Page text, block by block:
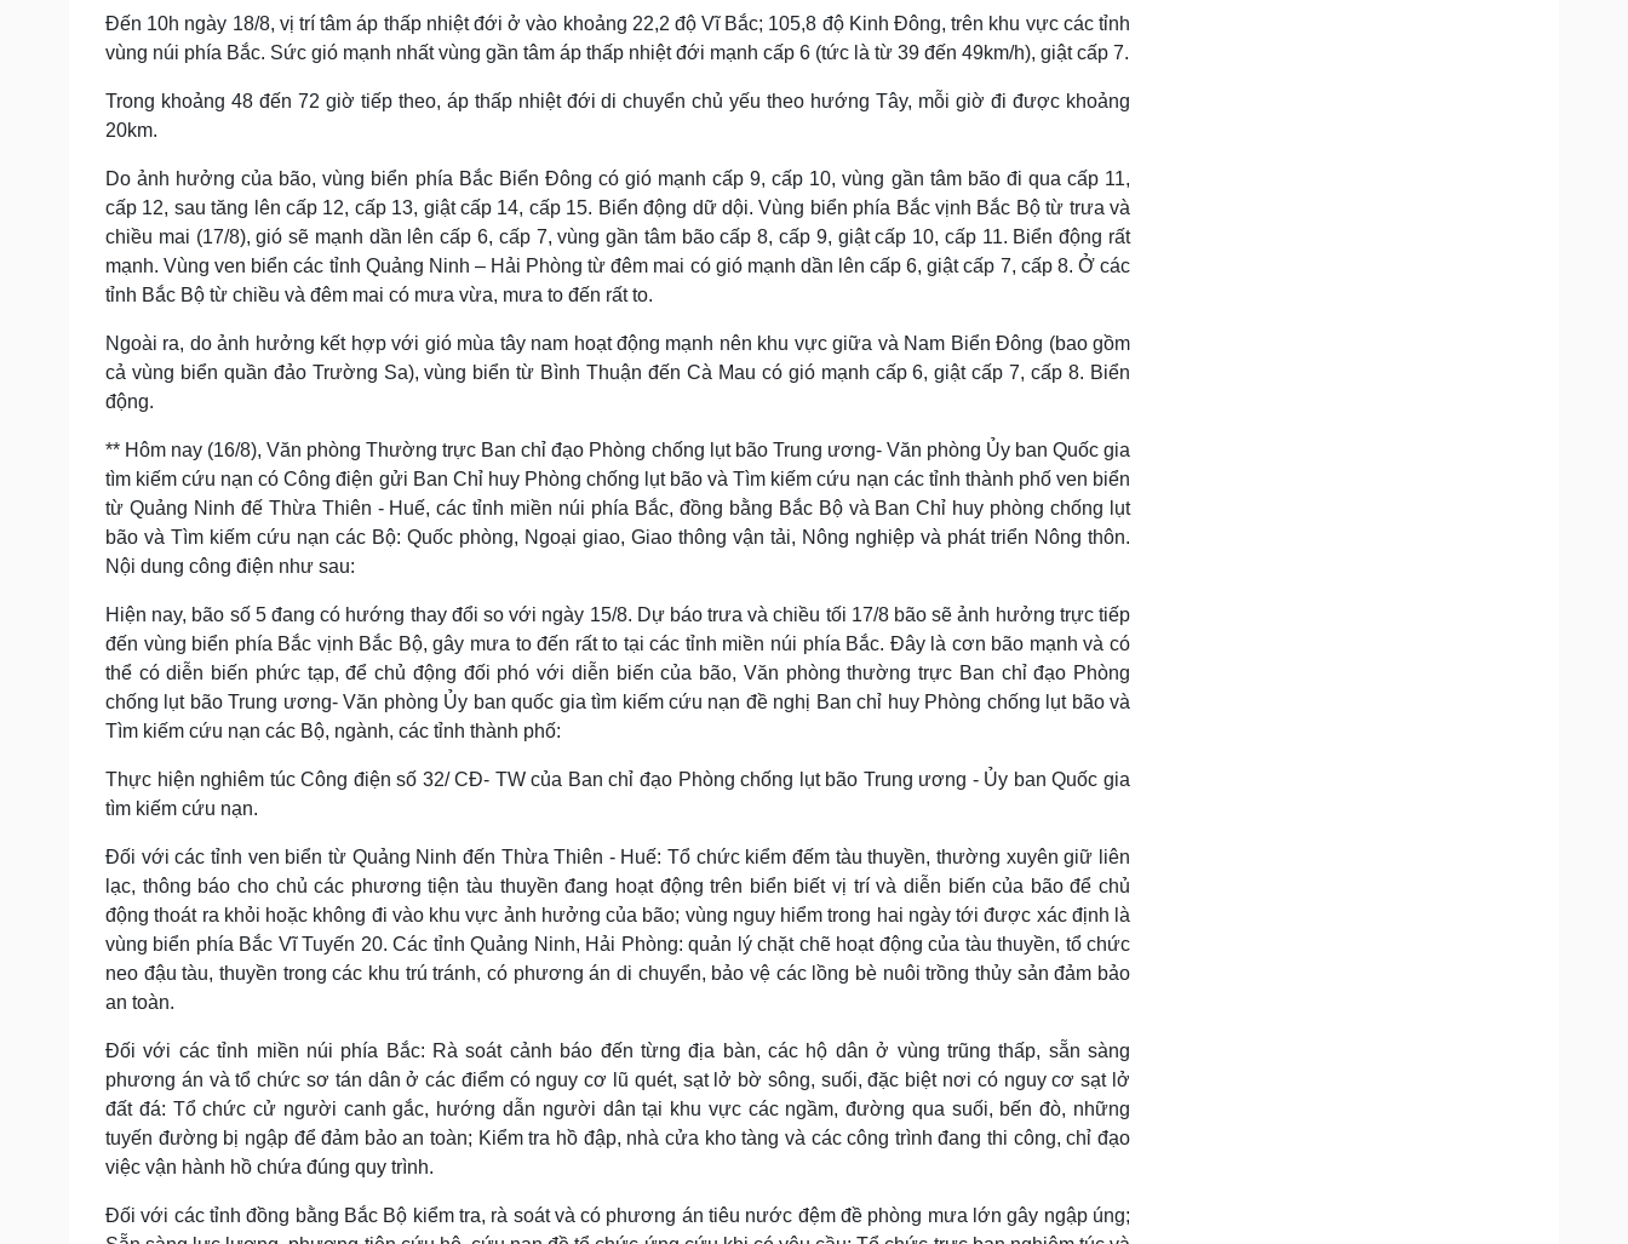
Đến 10h ngày 18/8, vị trí tâm áp thấp nhiệt đới ở vào khoảng 22,2 độ Vĩ Bắc; 105,8 độ Kinh Đông, trên khu vực các tỉnh
vùng núi phía Bắc. Sức gió mạnh nhất vùng gần tâm áp thấp nhiệt đới mạnh cấp 6 (tức là từ 39 đến 49km/h), giật cấp 7.
Trong khoảng 48 đến 72 giờ tiếp theo, áp thấp nhiệt đới di chuyển chủ yếu theo hướng Tây, mỗi giờ đi được khoảng
20km.
Do ảnh hưởng của bão, vùng biển phía Bắc Biển Đông có gió mạnh cấp 9, cấp 10, vùng gần tâm bão đi qua cấp 11,
cấp 12, sau tăng lên cấp 12, cấp 13, giật cấp 14, cấp 15. Biển động dữ dội. Vùng biển phía Bắc vịnh Bắc Bộ từ trưa và
chiều mai (17/8), gió sẽ mạnh dần lên cấp 6, cấp 7, vùng gần tâm bão cấp 8, cấp 9, giật cấp 10, cấp 11. Biển động rất
mạnh. Vùng ven biển các tỉnh Quảng Ninh – Hải Phòng từ đêm mai có gió mạnh dần lên cấp 6, giật cấp 7, cấp 8. Ở các
tỉnh Bắc Bộ từ chiều và đêm mai có mưa vừa, mưa to đến rất to.
Ngoài ra, do ảnh hưởng kết hợp với gió mùa tây nam hoạt động mạnh nên khu vực giữa và Nam Biển Đông (bao gồm
cả vùng biển quần đảo Trường Sa), vùng biển từ Bình Thuận đến Cà Mau có gió mạnh cấp 6, giật cấp 7, cấp 8. Biển
động.
** Hôm nay (16/8), Văn phòng Thường trực Ban chỉ đạo Phòng chống lụt bão Trung ương- Văn phòng Ủy ban Quốc gia
tìm kiếm cứu nạn có Công điện gửi Ban Chỉ huy Phòng chống lụt bão và Tìm kiếm cứu nạn các tỉnh thành phố ven biển
từ Quảng Ninh đế Thừa Thiên - Huế, các tỉnh miền núi phía Bắc, đồng bằng Bắc Bộ và Ban Chỉ huy phòng chống lụt
bão và Tìm kiếm cứu nạn các Bộ: Quốc phòng, Ngoại giao, Giao thông vận tải, Nông nghiệp và phát triển Nông thôn.
Nội dung công điện như sau:
Hiện nay, bão số 5 đang có hướng thay đổi so với ngày 15/8. Dự báo trưa và chiều tối 17/8 bão sẽ ảnh hưởng trực tiếp
đến vùng biển phía Bắc vịnh Bắc Bộ, gây mưa to đến rất to tại các tỉnh miền núi phía Bắc. Đây là cơn bão mạnh và có
thể có diễn biến phức tạp, để chủ động đối phó với diễn biến của bão, Văn phòng thường trực Ban chỉ đạo Phòng
chống lụt bão Trung ương- Văn phòng Ủy ban quốc gia tìm kiếm cứu nạn đề nghị Ban chỉ huy Phòng chống lụt bão và
Tìm kiếm cứu nạn các Bộ, ngành, các tỉnh thành phố:
Thực hiện nghiêm túc Công điện số 32/ CĐ- TW của Ban chỉ đạo Phòng chống lụt bão Trung ương - Ủy ban Quốc gia
tìm kiếm cứu nạn.
Đối với các tỉnh ven biển từ Quảng Ninh đến Thừa Thiên - Huế: Tổ chức kiểm đếm tàu thuyền, thường xuyên giữ liên
lạc, thông báo cho chủ các phương tiện tàu thuyền đang hoạt động trên biển biết vị trí và diễn biến của bão để chủ
động thoát ra khỏi hoặc không đi vào khu vực ảnh hưởng của bão; vùng nguy hiểm trong hai ngày tới được xác định là
vùng biển phía Bắc Vĩ Tuyến 20. Các tỉnh Quảng Ninh, Hải Phòng: quản lý chặt chẽ hoạt động của tàu thuyền, tổ chức
neo đậu tàu, thuyền trong các khu trú tránh, có phương án di chuyển, bảo vệ các lồng bè nuôi trồng thủy sản đảm bảo
an toàn.
Đối với các tỉnh miền núi phía Bắc: Rà soát cảnh báo đến từng địa bàn, các hộ dân ở vùng trũng thấp, sẵn sàng
phương án và tổ chức sơ tán dân ở các điểm có nguy cơ lũ quét, sạt lở bờ sông, suối, đặc biệt nơi có nguy cơ sạt lở
đất đá: Tổ chức cử người canh gắc, hướng dẫn người dân tại khu vực các ngầm, đường qua suối, bến đò, những
tuyến đường bị ngập để đảm bảo an toàn; Kiểm tra hồ đập, nhà cửa kho tàng và các công trình đang thi công, chỉ đạo
việc vận hành hồ chứa đúng quy trình.
Đối với các tỉnh đồng bằng Bắc Bộ kiểm tra, rà soát và có phương án tiêu nước đệm đề phòng mưa lớn gây ngập úng;